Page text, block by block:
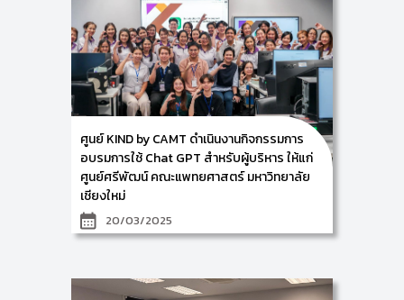
Development: KIND) ร่วมเป็นวิทยากรบรรยายกับบริษัท
บีเอสไอ กรุ๊ป (ประเทศไทย) จำกัด ในหัวข้อเรื่อง “ISO
19650 Building Information Modelling (BIM)” ให้แก่
บริษัท ฤทธา จำกัด ในระหว่างวันที่ 24-27 กุมภาพันธ์ 2569
ณ บริษัท ฤทธา จำกัด กรุงเทพมหานคร
ศูนย์ KIND by CAMT ดำเนินงานกิจกรรมการ
อบรมการใช้ Chat GPT สำหรับผู้บริหาร ให้แก่
ศูนย์ศรีพัฒน์ คณะแพทยศาสตร์ มหาวิทยาลัย
เชียงใหม่
20/03/2025
ศูนย์ KIND by CAMT นำโดย ผู้ช่วยศาสตราจารย์
คณบดีฯ ผู้ช่วยศาสตราจารย์ ดร.อรวิชย์ ถิ่นนุกูล